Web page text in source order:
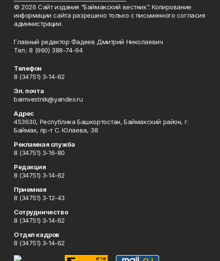
© 2026 Сайт издания "Баймакский вестник". Копирование
информации сайта разрешено только с письменного согласия
администрации.
Главный редактор Фадеев Дмитрий Николаевич
Тел.: 8 (960) 388-74-94
Телефон
8 (34751) 3-14-62
Эл. почта
baimvestnik@yandex.ru
Адрес
453630, Республика Башкортостан, Баймакский район, г.
Баймак, пр-т С. Юлаева, 38
Рекламная служба
8 (34751) 3-16-80
Редакция
8 (34751) 3-14-62
Приемная
8 (34751) 3-12-43
Сотрудничество
8 (34751) 3-14-62
Отдел кадров
8 (34751) 3-14-62